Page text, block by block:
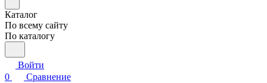
Каталог
По всему сайту
По каталогу
Войти
0
Сравнение